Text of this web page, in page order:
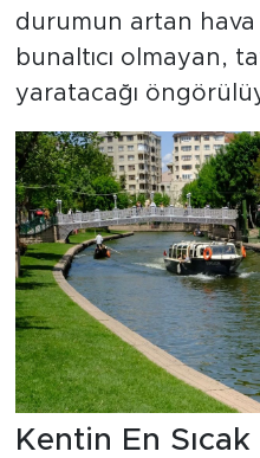
durumun artan hava
bunaltıcı olmayan,
yaratacağı
Kentin En